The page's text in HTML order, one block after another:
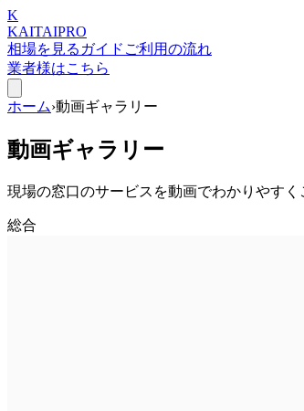
K
KAITAIPRO
相場を見る ガイド ご利用の流れ
業者様はこちら
ホーム›動画ギャラリー
動画ギャラリー
現場の窓口のサービスを動画でわかりやすく
総合